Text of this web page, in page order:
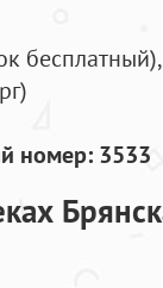
бесплатный),
номер: 3533